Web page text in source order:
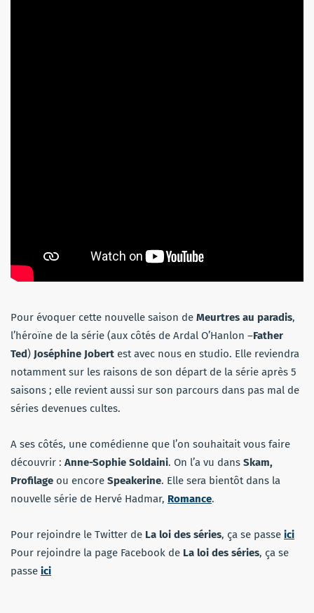
Pour évoquer cette nouvelle saison de Meurtres au paradis,
l’héroïne de la série (aux côtés de Ardal O’Hanlon –Father
Ted) Joséphine Jobert est avec nous en studio. Elle reviendra
notamment sur les raisons de son départ de la série après 5
saisons ; elle revient aussi sur son parcours dans pas mal de
séries devenues cultes.
A ses côtés, une comédienne que l’on souhaitait vous faire
découvrir : Anne-Sophie Soldaini. On l’a vu dans Skam,
Profilage ou encore Speakerine. Elle sera bientôt dans la
nouvelle série de Hervé Hadmar, Romance.
Pour rejoindre le Twitter de La loi des séries, ça se passe ici
Pour rejoindre la page Facebook de La loi des séries, ça se
passe ici